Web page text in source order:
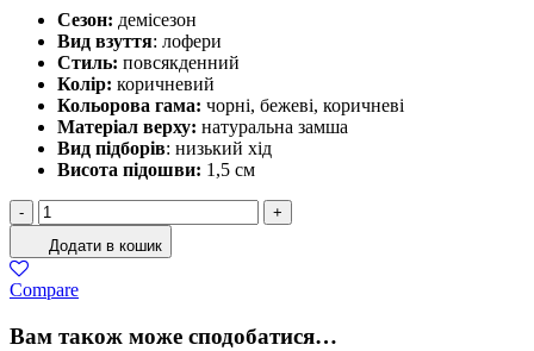
Сезон: демісезон
Вид взуття: лофери
Стиль: повсякденний
Колір: коричневий
Кольорова гама: чорні, бежеві, коричневі
Матеріал верху: натуральна замша
Вид підборів: низький хід
Висота підошви: 1,5 см
Коричневі
Замшеві
Лофери
З
Декоративною
кількість
-
+
Додати в кошик
Compare
Вам також може сподобатися…